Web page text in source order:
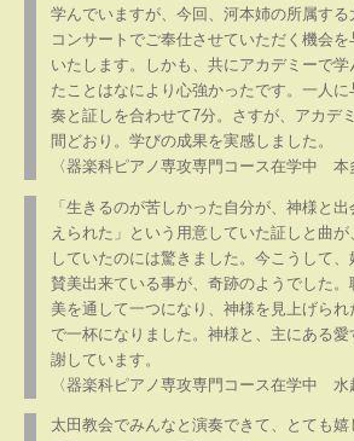
学んでいますが、今回、河本姉の所属す
コンサートでご奉仕させていただく機会
いたします。しかも、共にアカデミーで学
たことはなにより心強かったです。一人
奏と証しを合わせて7分。さすが、アカデ
間どおり。学びの成果を実感しました。
〈器楽科ピアノ専攻専門コース在学中 本
「生きるのが苦しかった自分が、神様と
えられた」という用意していた証しと曲
していたのには驚きました。今こうして
賛美出来ている事が、奇跡のようでした
美を通して一つになり、神様を見上げら
で一杯になりました。神様と、主にある
謝しています。
〈器楽科ピアノ専攻専門コース在学中 水
太田教会でみんなと演奏できて、とても